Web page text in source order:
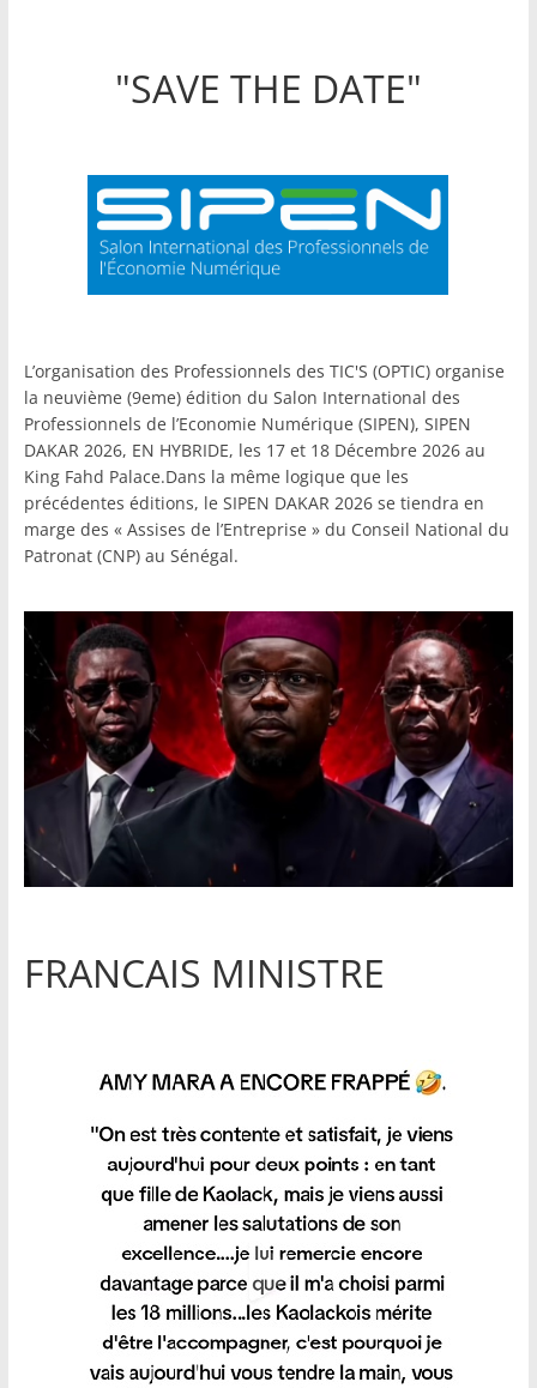
"SAVE THE DATE"
L’organisation des Professionnels des TIC'S (OPTIC) organise
la neuvième (9eme) édition du Salon International des
Professionnels de l’Economie Numérique (SIPEN), SIPEN
DAKAR 2026, EN HYBRIDE, les 17 et 18 Décembre 2026 au
King Fahd Palace.Dans la même logique que les
précédentes éditions, le SIPEN DAKAR 2026 se tiendra en
marge des « Assises de l’Entreprise » du Conseil National du
Patronat (CNP) au Sénégal.
FRANCAIS MINISTRE